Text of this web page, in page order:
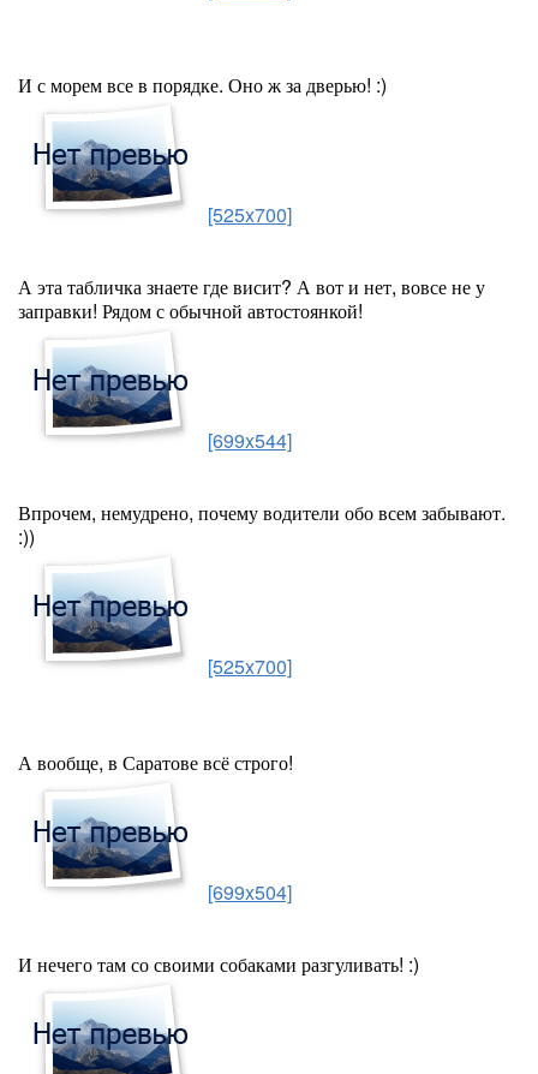
И с морем все в порядке. Оно ж за дверью! :)
[525x700]
А эта табличка знаете где висит? А вот и нет, вовсе не у
заправки! Рядом с обычной автостоянкой!
[699x544]
Впрочем, немудрено, почему водители обо всем забывают.
:))
[525x700]
А вообще, в Саратове всё строго!
[699x504]
И нечего там со своими собаками разгуливать! :)